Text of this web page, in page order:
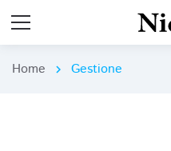
Home chevron_right Gestione